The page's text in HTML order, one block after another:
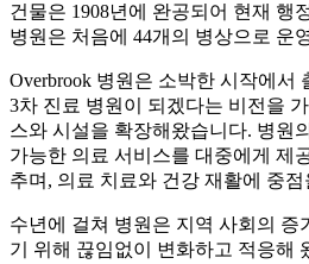
건물은 1908년에 완공되어 현재 행
병원은 처음에 44개의 병상으로 운
Overbrook 병원은 소박한 시작에서
3차 진료 병원이 되겠다는 비전을
스와 시설을 확장해왔습니다. 병원
가능한 의료 서비스를 대중에게 제
추며, 의료 치료와 건강 재활에 중
수년에 걸쳐 병원은 지역 사회의 증
기 위해 끊임없이 변화하고 적응해